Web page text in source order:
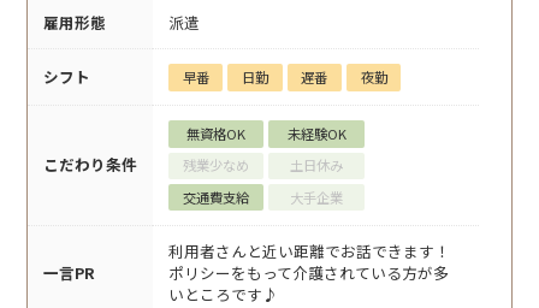
雇用形態 派遣
シフト 早番 日勤 遅番 夜勤
こだわり条件
無資格OK
未経験OK
残業少なめ
土日休み
交通費支給
大手企業
一言PR
利用者さんと近い距離でお話できます！
ポリシーをもって介護されている方が多
いところです♪